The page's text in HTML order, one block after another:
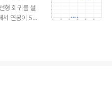
집합을 B로
겠네요. 그
알아야합
형 회귀를 설
서 연봉이 50
를 0, 넘는 경
해보면 아래